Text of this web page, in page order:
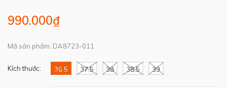
990.000₫
Mã sản phẩm: DA8723-011
Kích thước: 36.5 37.5 38 38.5 39